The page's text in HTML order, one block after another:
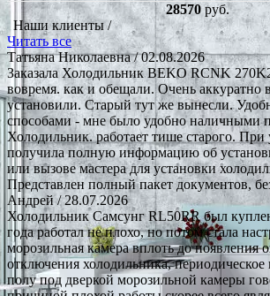
28570руб.
Наши клиенты /
Читать все
Татьяна Николаевна/ 02.08.2026
Заказала Холодильник BEKO RCNK
вовремя. как и обещали. Очень аккуратно
установили. Старый тут же вынесли.
способами - мне было удобно наличными
Холодильник. работает тише старого. При
получила полную информацию об
или вызове мастера для установки
Представлен полный пакет документов,
Андрей/ 28.07.2026
Холодильник Самсунг RL50RR был
года работал не плохо, но потом стала
морозильная камера вплоть до появления
отключения холодильника,
полу под дверкой морозильной камеры